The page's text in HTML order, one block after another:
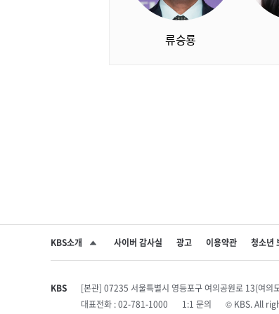
류승룡
KBS소개 사이버 감사실 광고 이용약관 청소년
KBS [본관] 07235 서울특별시 영등포구 여의공원로 13(여의
대표전화 : 02-781-1000
1:1 문의 © KBS. All
SNS 공유하기